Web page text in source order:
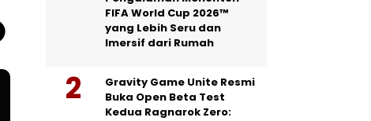
FIFA World Cup 2026™
yang Lebih Seru dan
Imersif dari Rumah
Gravity Game Unite Resmi
Buka Open Beta Test
Kedua Ragnarok Zero: